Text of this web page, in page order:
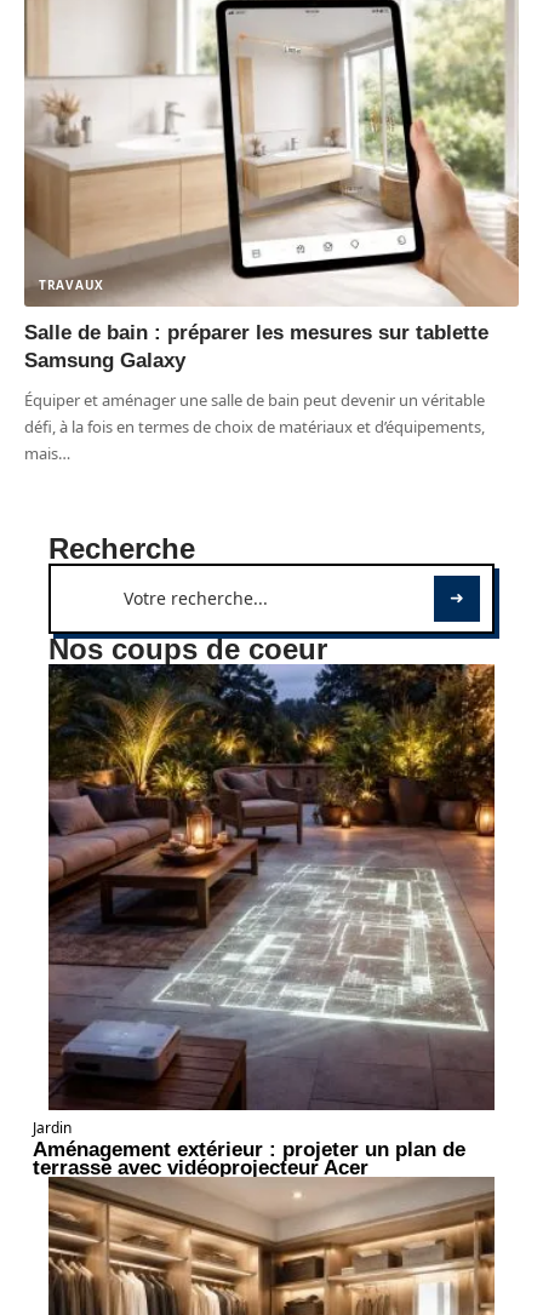
TRAVAUX
Salle de bain : préparer les mesures sur tablette
Samsung Galaxy
Équiper et aménager une salle de bain peut devenir un véritable
défi, à la fois en termes de choix de matériaux et d’équipements,
mais…
Recherche
Nos coups de coeur
Jardin
Aménagement extérieur : projeter un plan de
terrasse avec vidéoprojecteur Acer